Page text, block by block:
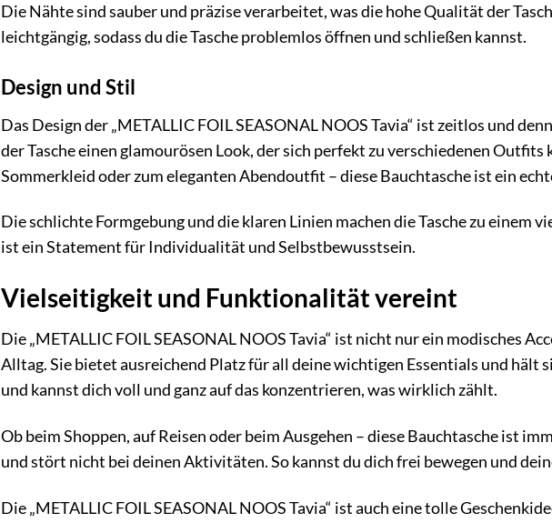
Die Nähte sind sauber und präzise verarbeitet, was die hohe Qualität der
leichtgängig, sodass du die Tasche problemlos öffnen und schließen kannst.
Design und Stil
Das Design der „METALLIC FOIL SEASONAL NOOS Tavia“ ist zeitlos und
der Tasche einen glamourösen Look, der sich perfekt zu verschiedenen
Sommerkleid oder zum eleganten Abendoutfit – diese Bauchtasche ist ein
Die schlichte Formgebung und die klaren Linien machen die Tasche zu einem
ist ein Statement für Individualität und Selbstbewusstsein.
Vielseitigkeit und Funktionalität vereint
Die „METALLIC FOIL SEASONAL NOOS Tavia“ ist nicht nur ein modisches
Alltag. Sie bietet ausreichend Platz für all deine wichtigen Essentials und hält
und kannst dich voll und ganz auf das konzentrieren, was wirklich zählt.
Ob beim Shoppen, auf Reisen oder beim Ausgehen – diese Bauchtasche ist
und stört nicht bei deinen Aktivitäten. So kannst du dich frei bewegen und
Die „METALLIC FOIL SEASONAL NOOS Tavia“ ist auch eine tolle